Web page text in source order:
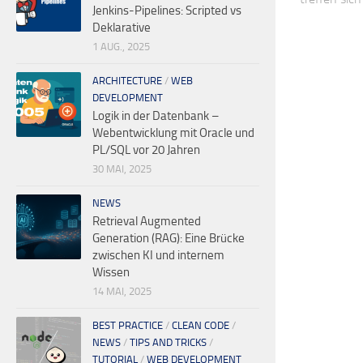
Jenkins-Pipelines: Scripted vs
Deklarative
1 AUG., 2025
ARCHITECTURE / WEB
DEVELOPMENT
Logik in der Datenbank –
Webentwicklung mit Oracle und
PL/SQL vor 20 Jahren
30 MAI, 2025
NEWS
Retrieval Augmented
Generation (RAG): Eine Brücke
zwischen KI und internem
Wissen
14 MAI, 2025
BEST PRACTICE / CLEAN CODE /
NEWS / TIPS AND TRICKS /
TUTORIAL / WEB DEVELOPMENT